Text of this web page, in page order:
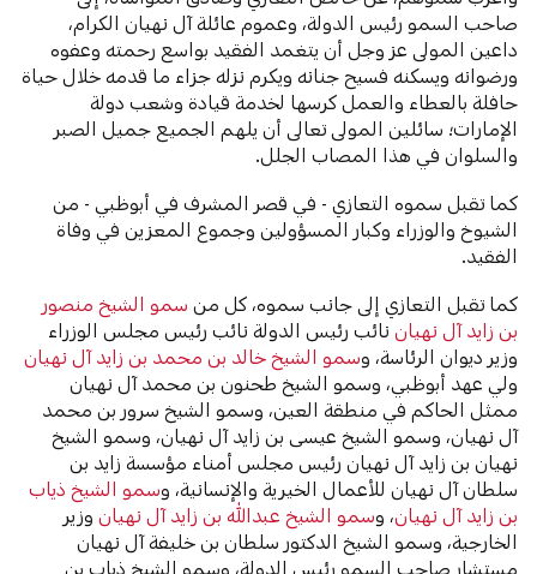
صاحب السمو رئيس الدولة، وعموم عائلة آل نهيان الكرام،
داعين المولى عز وجل أن يتغمد الفقيد بواسع رحمته وعفوه
ورضوانه ويسكنه فسيح جنانه ويكرم نزله جزاء ما قدمه خلال حياة
حافلة بالعطاء والعمل كرسها لخدمة قيادة وشعب دولة
الإمارات؛ سائلين المولى تعالى أن يلهم الجميع جميل الصبر
والسلوان في هذا المصاب الجلل.
كما تقبل سموه التعازي - في قصر المشرف في أبوظبي - من
الشيوخ والوزراء وكبار المسؤولين وجموع المعزين في وفاة
الفقيد.
كما تقبل التعازي إلى جانب سموه، كل من سمو الشيخ منصور
بن زايد آل نهيان نائب رئيس الدولة نائب رئيس مجلس الوزراء
وزير ديوان الرئاسة، وسمو الشيخ خالد بن محمد بن زايد آل نهيان
ولي عهد أبوظبي، وسمو الشيخ طحنون بن محمد آل نهيان
ممثل الحاكم في منطقة العين، وسمو الشيخ سرور بن محمد
آل نهيان، وسمو الشيخ عيسى بن زايد آل نهيان، وسمو الشيخ
نهيان بن زايد آل نهيان رئيس مجلس أمناء مؤسسة زايد بن
سلطان آل نهيان للأعمال الخيرية والإنسانية، وسمو الشيخ ذياب
بن زايد آل نهيان، وسمو الشيخ عبدالله بن زايد آل نهيان وزير
الخارجية، وسمو الشيخ الدكتور سلطان بن خليفة آل نهيان
مستشار صاحب السمو رئيس الدولة، وسمو الشيخ ذياب بن